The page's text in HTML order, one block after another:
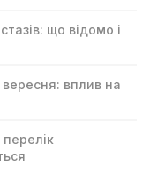
що відомо і
вплив на